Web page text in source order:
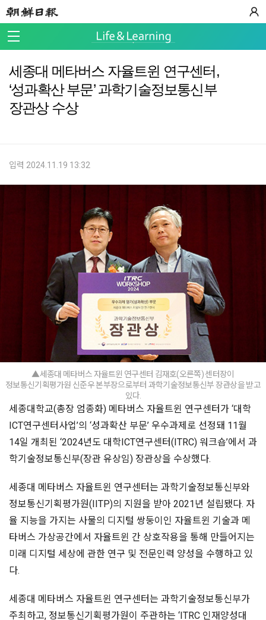
세종대 메타버스 자율트윈 연구센터,
‘성과확산 부문’ 과학기술정보통신부
장관상 수상
입력 2024.11.19 13:32
▲세종대 메타버스 자율트윈 연구센터 김재호(오른쪽) 센터장이
정보통신기획평가원 신준우 본부장으로부터 과학기술정보통신부 장관상을 받고
있다.
세종대학교(총장 엄종화) 메타버스 자율트윈 연구센터가 ‘대학
ICT연구센터사업’의 ‘성과확산 부문’ 우수과제로 선정돼 11월
14일 개최된 ‘2024년도 대학ICT연구센터(ITRC) 워크숍’에서 과
학기술정보통신부(장관 유상임) 장관상을 수상했다.
세종대 메타버스 자율트윈 연구센터는 과학기술정보통신부와
정보통신기획평가원(IITP)의 지원을 받아 2021년 설립됐다. 자
율 지능을 가지는 사물의 디지털 쌍둥이인 자율트윈 기술과 메
타버스 가상공간에서 자율트윈 간 상호작용을 통해 만들어지는
미래 디지털 세상에 관한 연구 및 전문인력 양성을 수행하고 있
다.
세종대 메타버스 자율트윈 연구센터는 과학기술정보통신부가
주최하고, 정보통신기획평가원이 주관하는 ‘ITRC 인재양성대